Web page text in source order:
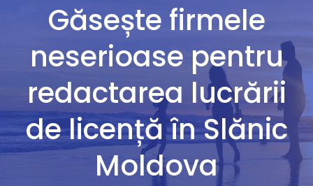
Găsește firmele
neserioase pentru
redactarea lucrării
de licență în Slănic
Moldova